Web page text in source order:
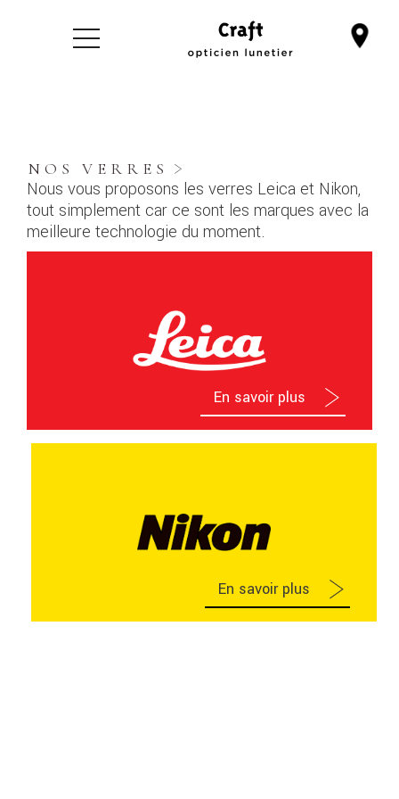
Nous vous proposons les verres Leica et Nikon,
tout simplement car ce sont les marques avec la
meilleure technologie du moment.
En savoir plus
En savoir plus
NOS VERRES